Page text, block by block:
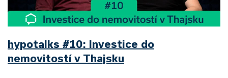
hypotalks #10: Investice do
nemovitostí v Thajsku